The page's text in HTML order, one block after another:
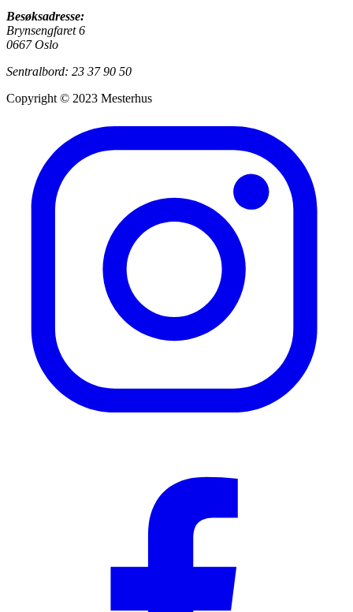
Besøksadresse:
Brynsengfaret 6
0667 Oslo
Sentralbord: 23 37 90 50
Copyright © 2023 Mesterhus